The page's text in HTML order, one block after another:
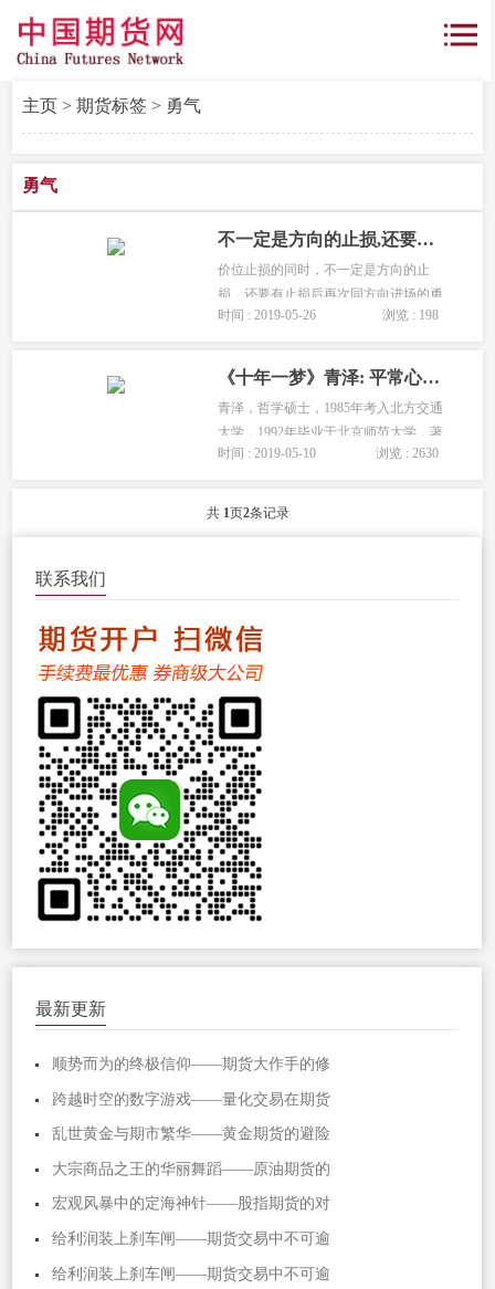
主页> 期货标签> 勇气
勇气
不一定是方向的止损,还要有止损后再次同方向进场的勇气!
价位止损的同时，不一定是方向的止
损，还要有止损后再次同方向进场的勇
气，或是反手的勇气，但必须是心态的
时间 : 2019-05-26 浏览 : 198
《十年一梦》青泽: 平常心、耐心、勇气和坚韧
青泽，哲学硕士，1985年考入北方交通
大学，1992年毕业于北京师范大学，著
有《十年一梦》。青泽认为一名优秀的
坚韧。...
时间 : 2019-05-10 浏览 : 2630
共 1页2条记录
联系我们
最新更新
顺势而为的终极信仰——期货大作手的修
跨越时空的数字游戏——量化交易在期货
乱世黄金与期市繁华——黄金期货的避险
大宗商品之王的华丽舞蹈——原油期货的
宏观风暴中的定海神针——股指期货的对
给利润装上刹车闸——期货交易中不可逾
给利润装上刹车闸——期货交易中不可逾